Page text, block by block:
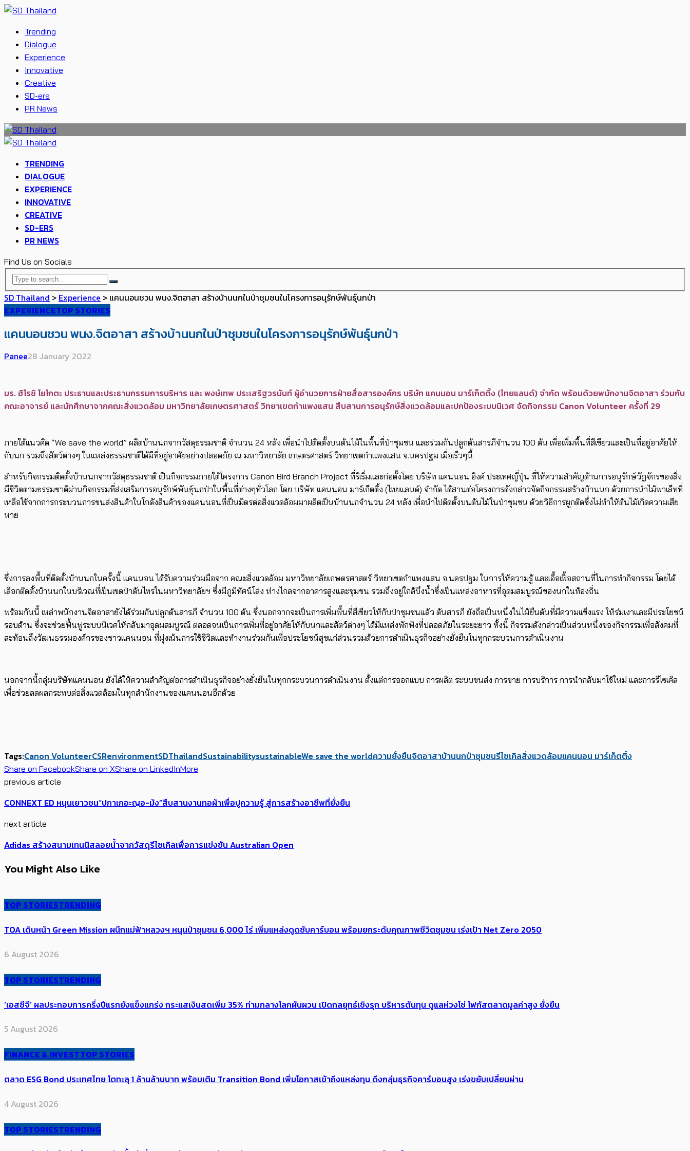
Trending
Dialogue
Experience
Innovative
Creative
SD-ers
PR News
TRENDING
DIALOGUE
EXPERIENCE
INNOVATIVE
CREATIVE
SD-ERS
PR NEWS
Find Us on Socials
SD Thailand > Experience > แคนนอนชวน พนง.จิตอาสา สร้างบ้านนกในป่าชุมชนในโครงการอนุรักษ์พันธุ์นกป่า
EXPERIENCETOP STORIES
แคนนอนชวน พนง.จิตอาสา สร้างบ้านนกในป่าชุมชนในโครงการอนุรักษ์พันธุ์นกป่า
Panee28 January 2022
มร. ฮิโรชิ โยโกตะ ประธานและประธานกรรมการบริหาร และ พงษ์เทพ ประเสริฐวรนันท์ ผู้อำนวยการฝ่ายสื่อสารองค์กร บริษัท แคนนอน มาร์เก็ตติ้ง (ไทยแลนด์) จำกัด พร้อมด้วยพนักงานจิตอาสา ร่วมกับ
คณะอาจารย์ และนักศึกษาจากคณะสิ่งแวดล้อม มหาวิทยาลัยเกษตรศาสตร์ วิทยาเขตกำแพงแสน สืบสานการอนุรักษ์สิ่งแวดล้อมและปกป้องระบบนิเวศ จัดกิจกรรม Canon Volunteer ครั้งที่ 29
ภายใต้แนวคิด “We save the world” ผลิตบ้านนกจากวัสดุธรรมชาติ จำนวน 24 หลัง เพื่อนำไปติดตั้งบนต้นไม้ในพื้นที่ป่าชุมชน และร่วมกันปลูกต้นสารภีจำนวน 100 ต้น เพื่อเพิ่มพื้นที่สีเขียวและเป็นที่อยู่อาศัยให้
กับนก รวมถึงสัตว์ต่างๆ ในแหล่งธรรมชาติได้มีที่อยู่อาศัยอย่างปลอดภัย ณ มหาวิทยาลัย เกษตรศาสตร์ วิทยาเขตกำแพงแสน จ.นครปฐม เมื่อเร็วๆนี้
สำหรับกิจกรรมติดตั้งบ้านนกจากวัสดุธรรมชาติ เป็นกิจกรรมภายใต้โครงการ Canon Bird Branch Project ที่ริเริ่มและก่อตั้งโดย บริษัท แคนนอน อิงค์ ประเทศญี่ปุ่น ที่ให้ความสำคัญด้านการอนุรักษ์วัฎจักรของสิ่ง
มีชีวิตตามธรรมชาติผ่านกิจกรรมที่ส่งเสริมการอนุรักษ์พันธุ์นกป่าในพื้นที่ต่างๆทั่วโลก โดย บริษัท แคนนอน มาร์เก็ตติ้ง (ไทยแลนด์) จำกัด ได้สานต่อโครงการดังกล่าวจัดกิจกรรมสร้างบ้านนก ด้วยการนำไม้พาเล็ทที่
เหลือใช้จากการกระบวนการขนส่งสินค้าในโกดังสินค้าของแคนนอนที่เป็นมิตรต่อสิ่งแวดล้อมมาผลิตเป็นบ้านนกจำนวน 24 หลัง เพื่อนำไปติดตั้งบนต้นไม้ในป่าชุมชน ด้วยวิธีการผูกติดซึ่งไม่ทำให้ต้นไม้เกิดความเสีย
หาย
ซึ่งการลงพื้นที่ติดตั้งบ้านนกในครั้งนี้ แคนนอน ได้รับความร่วมมือจาก คณะสิ่งแวดล้อม มหาวิทยาลัยเกษตรศาสตร์ วิทยาเขตกำแพงแสน จ.นครปฐม ในการให้ความรู้ และเอื้อเฟื้อสถานที่ในการทำกิจกรรม โดยได้
เลือกติดตั้งบ้านนกในบริเวณที่เป็นเขตป่าต้นไทรในมหาวิทยาลัยฯ ซึ่งมีภูมิทัศน์โล่ง ห่างไกลจากอาคารสูงและชุมชน รวมถึงอยู่ใกล้บึงน้ำซึ่งเป็นแหล่งอาหารที่อุดมสมบูรณ์ของนกในท้องถิ่น
พร้อมกันนี้ เหล่าพนักงานจิตอาสายังได้ร่วมกันปลูกต้นสารภี จำนวน 100 ต้น ซึ่งนอกจากจะเป็นการเพิ่มพื้นที่สีเขียวให้กับป่าชุมชนแล้ว ต้นสารภี ยังถือเป็นหนึ่งในไม้ยืนต้นที่มีความแข็งแรง ให้ร่มเงาและมีประโยชน์
รอบด้าน ซึ่งจะช่วยฟื้นฟูระบบนิเวศให้กลับมาอุดมสมบูรณ์ ตลอดจนเป็นการเพิ่มที่อยู่อาศัยให้กับนกและสัตว์ต่างๆ ได้มีแหล่งพักพิงที่ปลอดภัยในระยะยาว ทั้งนี้ กิจรรมดังกล่าวเป็นส่วนหนึ่งของกิจกรรมเพื่อสังคมที่
สะท้อนถึงวัฒนธรรมองค์กรของชาวแคนนอน ที่มุ่งเน้นการใช้ชีวิตและทำงานร่วมกันเพื่อประโยชน์สุขแก่ส่วนรวมด้วยการดําเนินธุรกิจอย่างยั่งยืนในทุกกระบวนการดําเนินงาน
นอกจากนี้กลุ่มบริษัทแคนนอน ยังได้ให้ความสำคัญต่อการดําเนินธุรกิจอย่างยั่งยืนในทุกกระบวนการดําเนินงาน ตั้งแต่การออกแบบ การผลิต ระบบขนส่ง การขาย การบริการ การนํากลับมาใช้ใหม่ และการรีไซเคิล
เพื่อช่วยลดผลกระทบต่อสิ่งแวดล้อมในทุกสำนักงานของแคนนอนอีกด้วย
Tags:Canon VolunteerCSRenvironmentSDThailandSustainabilitysustainableWe save the worldความยั่งยืนจิตอาสาบ้านนกป่าชุมชนรีไซเคิลสิ่งแวดล้อมแคนนอน มาร์เก็ตติ้ง
Share on FacebookShare on XShare on LinkedInMore
previous article
CONNEXT ED หนุนเยาวชน“ปกาเกอะญอ-ม้ง”สืบสานงานทอผ้าเพื่อปูความรู้ สู่การสร้างอาชีพที่ยั่งยืน
next article
Adidas สร้างสนามเทนนิสลอยน้ำจากวัสดุรีไซเคิลเพื่อการแข่งขัน Australian Open
You Might Also Like
TOP STORIESTRENDING
TOA เดินหน้า Green Mission ผนึกแม่ฟ้าหลวงฯ หนุนป่าชุมชน 6,000 ไร่ เพิ่ม​แหล่งดูดซับคาร์บอน พร้อมยกระดับคุณภาพชีวิตชุมชน เร่งเป้า​ Net Zero 2050
6 August 2026
TOP STORIESTRENDING
‘เอสซีจี’ ผลประกอบการครึ่งปีแรกยังแข็งแกร่ง กระแสเงินสดเพิ่ม 35% ท่ามกลางโลกผันผวน เปิดกลยุทธ์เชิงรุก บริหารต้นทุน ดูแลห่วงโซ่ โฟกัสตลาดมูลค่าสูง ยั่งยืน
5 August 2026
FINANCE & INVESTTOP STORIES
ตลาด ESG Bond ประเทศไทย โตทะลุ 1 ล้านล้านบาท พร้อมเติม Transition Bond เพิ่มโอกาสเข้าถึงแหล่งทุน ดึงกลุ่มธุรกิจคาร์บอนสูง เร่งขยับเปลี่ยนผ่าน
4 August 2026
TOP STORIESTRENDING